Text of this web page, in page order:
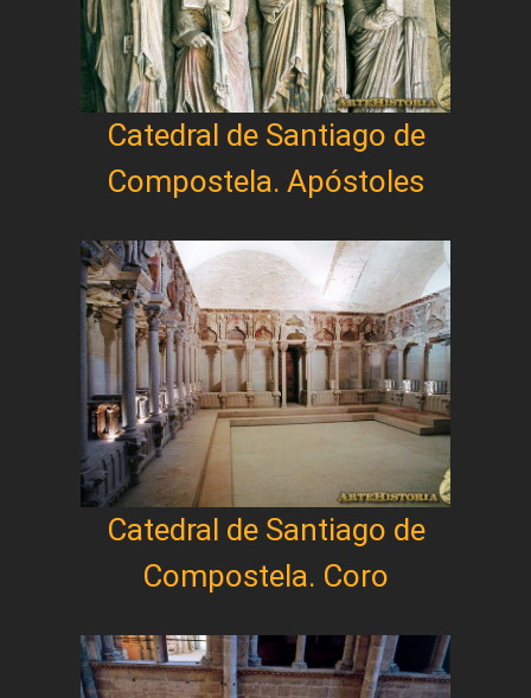
Catedral de Santiago de
Compostela. Apóstoles
Catedral de Santiago de
Compostela. Coro